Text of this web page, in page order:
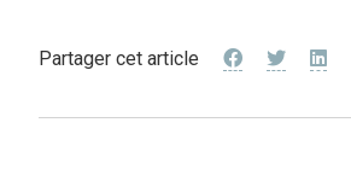
Partager cet article